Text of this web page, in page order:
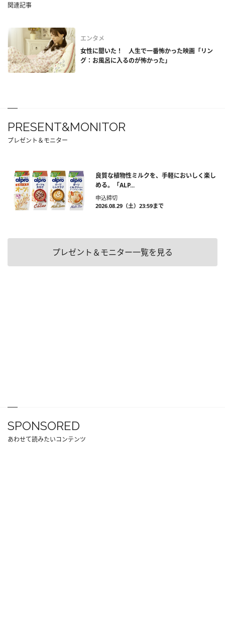
関連記事
エンタメ
女性に聞いた！ 人生で一番怖かった映画「リン
グ：お風呂に入るのが怖かった」
PRESENT&MONITOR
プレゼント＆モニター
良質な植物性ミルクを、手軽においしく楽し
める。「ALP...
申込締切
2026.08.29（土）23:59まで
プレゼント＆モニター一覧を見る
SPONSORED
あわせて読みたいコンテンツ